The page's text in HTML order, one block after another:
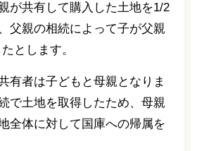
が共有して購入した土地を1/2
父親の相続によって子が父親
とします。
有者は子どもと母親となりま
で土地を取得したため、母親
全体に対して国庫への帰属を